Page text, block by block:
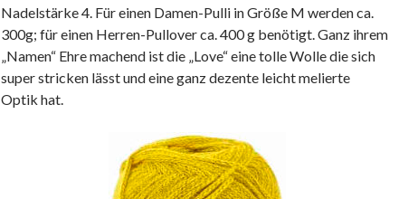
Nadelstärke 4. Für einen Damen-Pulli in Größe M werden ca.
300g; für einen Herren-Pullover ca. 400 g benötigt. Ganz ihrem
„Namen“ Ehre machend ist die „Love“ eine tolle Wolle die sich
super stricken lässt und eine ganz dezente leicht melierte
Optik hat.